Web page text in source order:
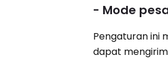
- Mode
Pengaturan ini
dapat